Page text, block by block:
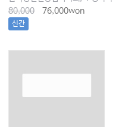
80,000
76,000won
신간